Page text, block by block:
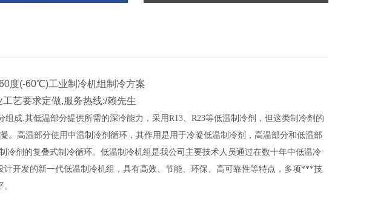
度(-60℃)工业制冷机组制冷方案
艺要求定做,服务热线:/赖先生
组成 其低温部分提供所需的深冷能力，采用R13、 R23等低温制冷剂，但这类制冷剂的
。高温部分使用中温制冷剂循环，其作用是用于冷凝低温制冷剂，高温部分和低温部
冷剂的复叠式制冷循环。低温制冷机组是我公司主要技术人员通过在数十年中低温冷
开发的新一代低温制冷机组，具有高效、节能、环保、高可靠性等特点，多项***技